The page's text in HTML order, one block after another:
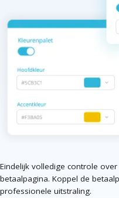
Eindelijk volledige controle
betaalpagina. Koppel de
professionele uitstraling.